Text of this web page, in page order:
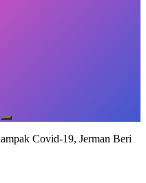
Search
Covid-19, Jerman Beri